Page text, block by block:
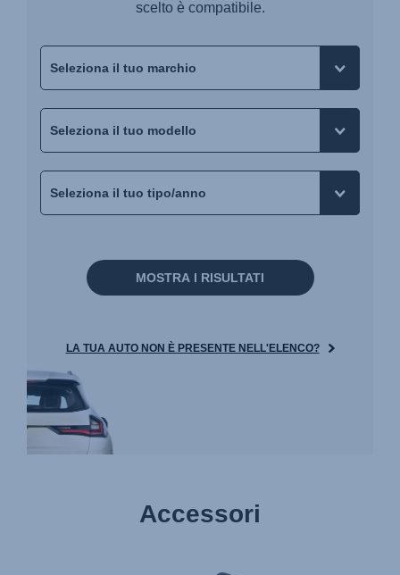
scelto è compatibile.
MOSTRA I RISULTATI
LA TUA AUTO NON È PRESENTE NELL'ELENCO?
Accessori